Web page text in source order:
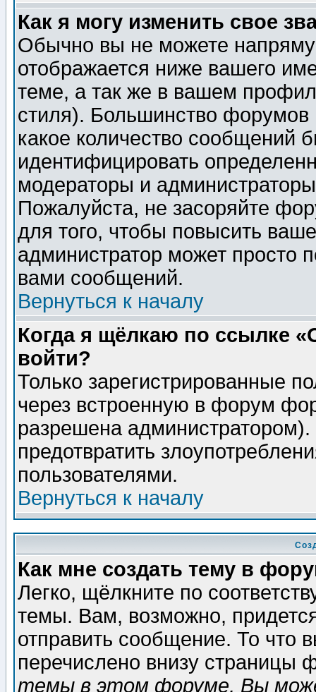
Как я могу изменить свое
Обычно вы не можете
отображается ниже вашего
теме, а так же в вашем
стиля). Большинство форумов
какое количество сообщений
идентифицировать
модераторы и
Пожалуйста, не засоряйте
для того, чтобы повысить
администратор может просто
вами сообщений.
Вернуться к началу
Когда я щёлкаю по ссылке
войти?
Только зарегистрированные
через встроенную в форум
разрешена
предотвратить
пользователями.
Вернуться к началу
Как мне создать тему в
Легко, щёлкните по
темы. Вам, возможно,
отправить сообщение. То что
перечислено внизу страницы
темы в этом форуме, Вы